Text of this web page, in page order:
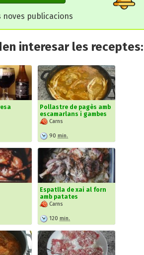
noves publicacions
interesar les receptes:
Pollastre de pagès amb
escamarlans i gambes
Carns
90 min.
Espatlla de xai al forn
amb patates
Carns
120 min.